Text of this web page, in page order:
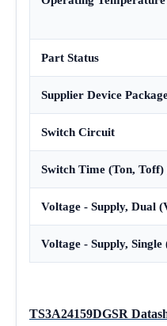
Part Status
Supplier Device
Switch Circuit
Switch Time (Ton,
Voltage - Supply, Dual
Voltage - Supply, Single
TS3A24159DGSR